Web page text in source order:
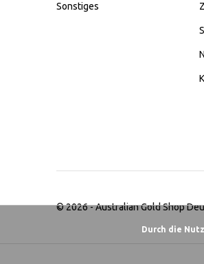
Sonstiges
© 2026 -Australian Gold Shop
Durch die